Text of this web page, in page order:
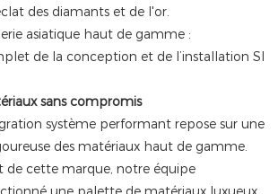
des diamants et de l'or.
sans compromis
système performant repose sur une
des matériaux haut de gamme.
de cette marque, notre équipe